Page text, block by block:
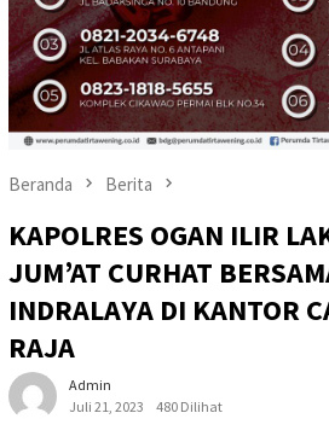
Beranda Berita
KAPOLRES OGAN ILIR
JUM’AT CURHAT
INDRALAYA DI KANTOR
RAJA
Admin
Juli 21, 2023
480 Dilihat